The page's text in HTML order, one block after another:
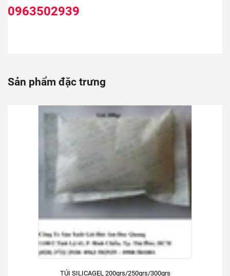
0963502939
Sản phẩm đặc trưng
TÚI SILICAGEL 200grs/250grs/300grs